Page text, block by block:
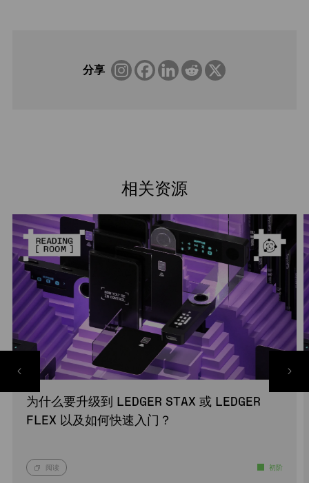
分享
相关资源
为什么要升级到 LEDGER STAX 或 LEDGER
FLEX 以及如何快速入门？
阅读 初阶